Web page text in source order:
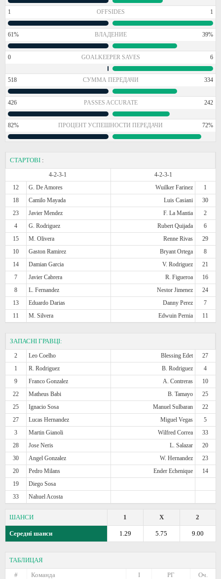
1 OFFSIDES 1
61% ВЛАДЕНИЕ 39%
0 GOALKEEPER SAVES 6
518 СУММА ПЕРЕДАЧИ 334
426 PASSES ACCURATE 242
82% ПРОЦЕНТ УСПЕШНОСТИ ПЕРЕДАЧИ 72%
СТАРТОВІ :
4-2-3-1
4-2-3-1
12
G. De Amores Wuilker Farinez
1
18
Camilo Mayada Luis Casiani
30
23
Javier Mendez F. La Mantia
2
4
G. Rodriguez Rubert Quijada
6
15
M. Olivera Renne Rivas
29
10
Gaston Ramirez Bryant Ortega
8
14
Damian Garcia V. Rodriguez
21
7
Javier Cabrera R. Figueroa
16
8
L. Fernandez Nestor Jimenez
24
13
Eduardo Darias Danny Perez
7
11
M. Silvera Edwuin Pernia 11
ЗАПАСНІ ГРАВЦІ:
2 Leo Coelho Blessing Edet
27
1
R. Rodriguez B. Rodriguez
4
9
Franco Gonzalez A. Contreras
10
22
Matheus Babi B. Tamayo
25
25
Ignacio Sosa Manuel Sulbaran
22
27
Lucas Hernandez Miguel Vegas
5
3
Martin Gianoli Wilfred Correa
33
28
Jose Neris L. Salazar
20
30
Angel Gonzalez W. Hernandez
23
20
Pedro Milans Ender Echenique
14
19
Diego Sosa
33
Nahuel Acosta
ШАНСИ 2
X
1
Середні шанси 9.00
5.75
1.29
ТАБЛИЦАЯ
#
Команда Оч.
РГ
I